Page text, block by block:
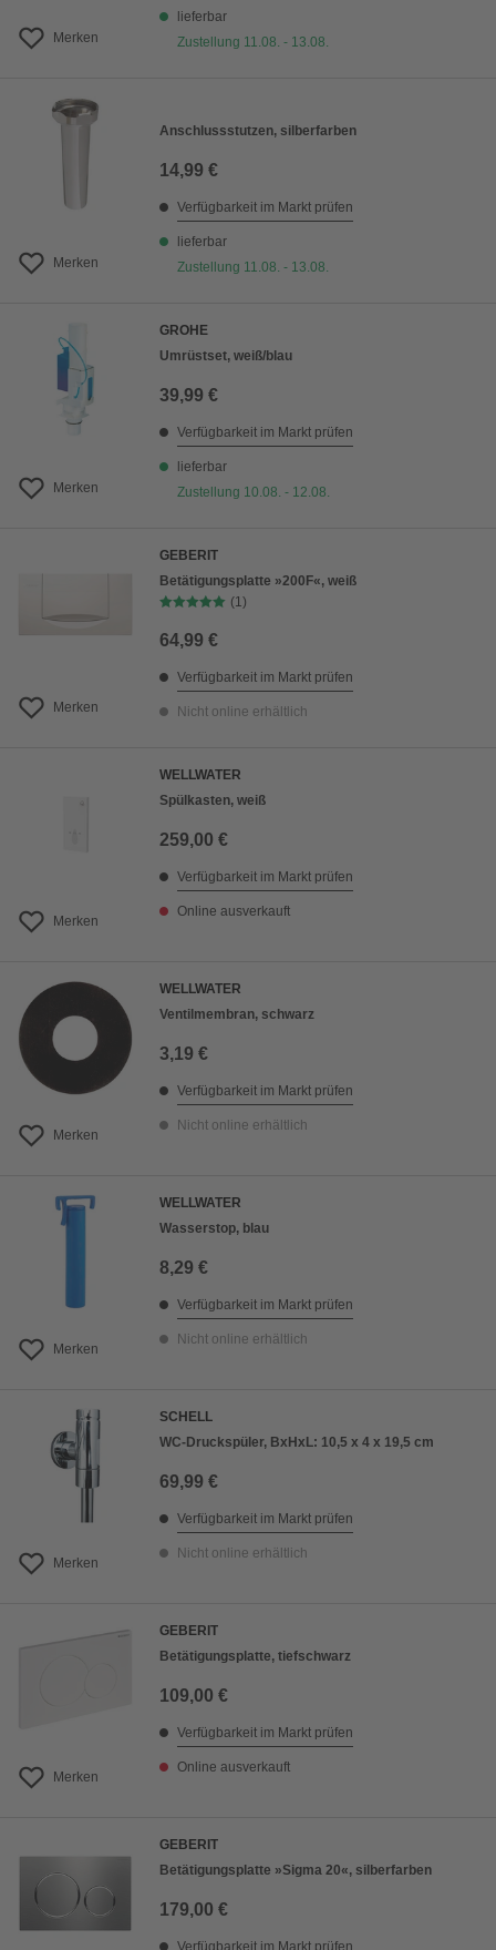
Merken
lieferbar
Zustellung 11.08. - 13.08.
Merken
Anschlussstutzen, silberfarben
14,99 €
Verfügbarkeit im Markt prüfen
lieferbar
Zustellung 11.08. - 13.08.
Merken
GROHE
Umrüstset, weiß/blau
39,99 €
Verfügbarkeit im Markt prüfen
lieferbar
Zustellung 10.08. - 12.08.
Merken
GEBERIT
Betätigungsplatte »200F«, weiß
(1)
64,99 €
Verfügbarkeit im Markt prüfen
Nicht online erhältlich
Merken
WELLWATER
Spülkasten, weiß
259,00 €
Verfügbarkeit im Markt prüfen
Online ausverkauft
Merken
WELLWATER
Ventilmembran, schwarz
3,19 €
Verfügbarkeit im Markt prüfen
Nicht online erhältlich
Merken
WELLWATER
Wasserstop, blau
8,29 €
Verfügbarkeit im Markt prüfen
Nicht online erhältlich
Merken
SCHELL
WC-Druckspüler, BxHxL: 10,5 x 4 x 19,5 cm
69,99 €
Verfügbarkeit im Markt prüfen
Nicht online erhältlich
Merken
GEBERIT
Betätigungsplatte, tiefschwarz
109,00 €
Verfügbarkeit im Markt prüfen
Online ausverkauft
GEBERIT
Betätigungsplatte »Sigma 20«, silberfarben
179,00 €
Verfügbarkeit im Markt prüfen